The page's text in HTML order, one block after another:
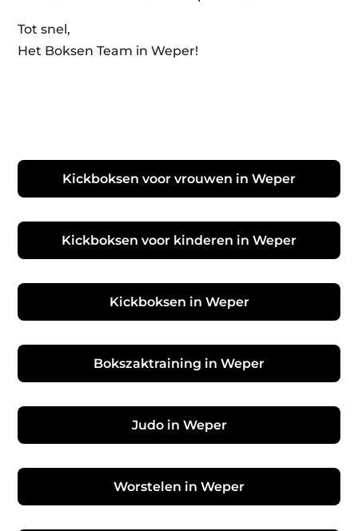
Tot snel,
Het Boksen Team in Weper!
Kickboksen voor vrouwen in Weper
Kickboksen voor kinderen in Weper
Kickboksen in Weper
Bokszaktraining in Weper
Judo in Weper
Worstelen in Weper